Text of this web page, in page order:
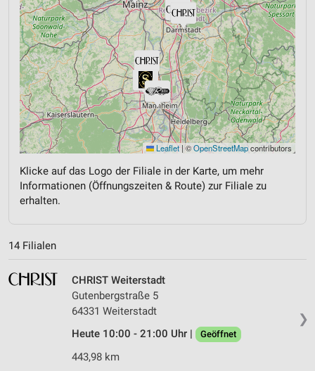
Leaflet | ©OpenStreetMapcontributors
Klicke auf das Logo der Filiale in der Karte, um mehr
Informationen (Öffnungszeiten & Route) zur Filiale zu
erhalten.
14 Filialen
❯
CHRIST Weiterstadt
Gutenbergstraße 5
64331 Weiterstadt
Heute 10:00 - 21:00 Uhr |
Geöffnet
443,98 km